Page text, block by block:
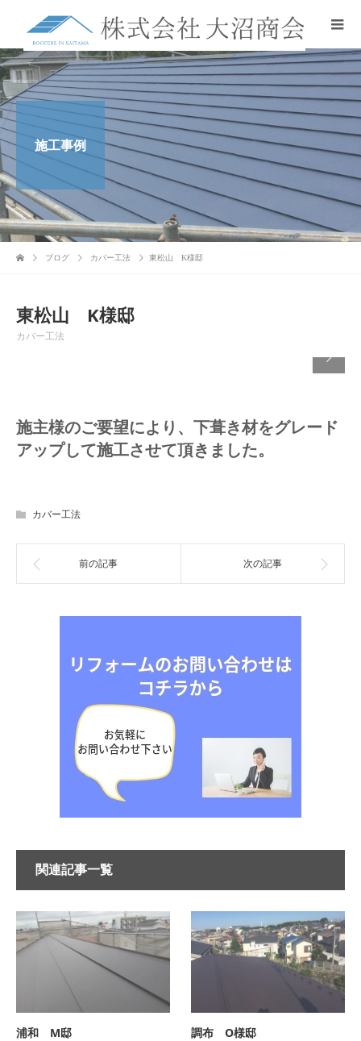
施工事例
ブログ カバー工法 東松山 K様邸
東松山 K様邸
カバー工法

施主様のご要望により、下葺き材をグレード
アップして施工させて頂きました。
カバー工法
関連記事一覧
浦和 M邸 調布 O様邸